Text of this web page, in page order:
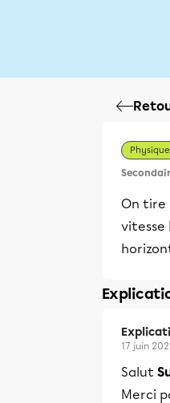
Physique
On tire
vitesse
17 juin
Salut
Merci